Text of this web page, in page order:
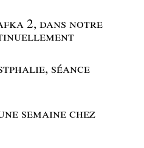
2, dans notre
séance
semaine chez